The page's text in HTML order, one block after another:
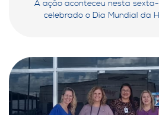
A ação aconteceu nesta
celebrado o Dia Mundial da